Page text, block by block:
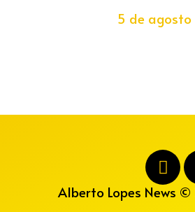
5 de agosto
Alberto Lopes News